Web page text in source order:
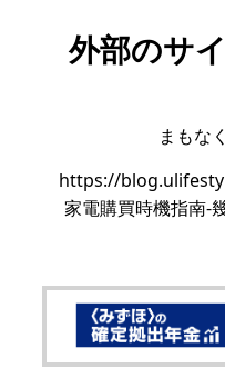
外部のサ
まもな
https://
家電購買時機指南-